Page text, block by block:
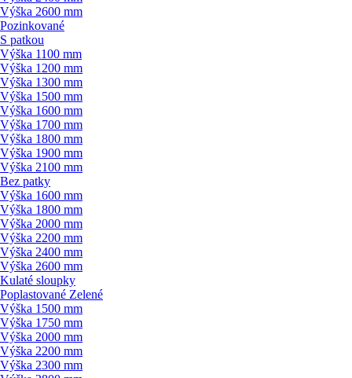
Výška 2600 mm
Pozinkované
S patkou
Výška 1100 mm
Výška 1200 mm
Výška 1300 mm
Výška 1500 mm
Výška 1600 mm
Výška 1700 mm
Výška 1800 mm
Výška 1900 mm
Výška 2100 mm
Bez patky
Výška 1600 mm
Výška 1800 mm
Výška 2000 mm
Výška 2200 mm
Výška 2400 mm
Výška 2600 mm
Kulaté sloupky
Poplastované Zelené
Výška 1500 mm
Výška 1750 mm
Výška 2000 mm
Výška 2200 mm
Výška 2300 mm